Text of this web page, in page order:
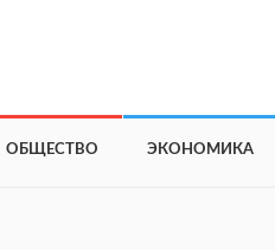
ОБЩЕСТВО ЭКОНОМИКА